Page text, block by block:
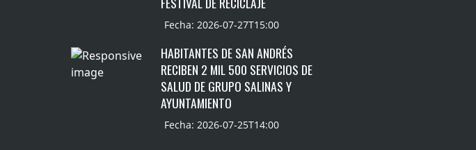
Fecha: 2026-07-27T15:00
HABITANTES DE SAN ANDRÉS
RECIBEN 2 MIL 500 SERVICIOS DE
SALUD DE GRUPO SALINAS Y
AYUNTAMIENTO
Fecha: 2026-07-25T14:00